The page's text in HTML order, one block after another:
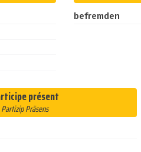
befremden
présent
Partizip Präsens